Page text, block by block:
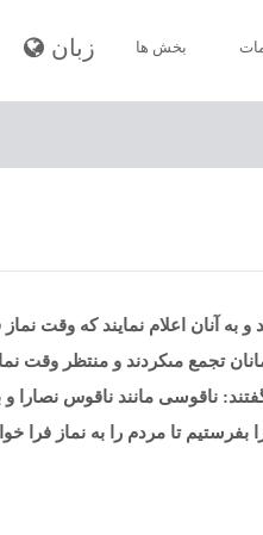
بخش ها
زکات
حج
زبان
به آنان اعلام نمایند که وقت
تجمع مى‏كردند و منتظر وقت
ناقوسى مانند ناقوس نصارا